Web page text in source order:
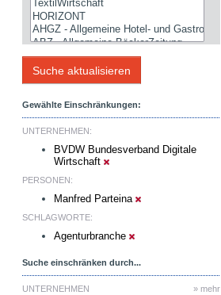
Gewählte Einschränkungen:
UNTERNEHMEN:
BVDW Bundesverband Digitale
Wirtschaft
PERSONEN:
Manfred Parteina
SCHLAGWORTE:
Agenturbranche
Suche einschränken durch...
» mehr
UNTERNEHMEN